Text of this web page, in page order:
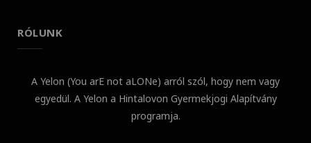
RÓLUNK
A Yelon (You arE not aLONe) arról szól, hogy nem vagy
egyedül. A Yelon a Hintalovon Gyermekjogi Alapítvány
programja.